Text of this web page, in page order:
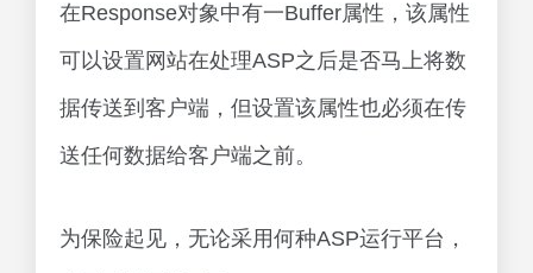
在Response对象中有一Buffer属性，该属性
可以设置网站在处理ASP之后是否马上将数
据传送到客户端，但设置该属性也必须在传
送任何数据给客户端之前。
为保险起见，无论采用何种ASP运行平台，